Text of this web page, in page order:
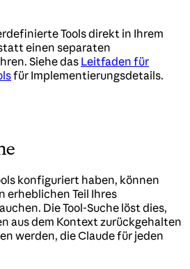
Tools direkt in Ihrem
einen separaten
Siehe das Leitfaden für
für Implementierungsdetails.
konfiguriert haben, können
erheblichen Teil Ihres
Die Tool-Suche löst dies,
aus dem Kontext zurückgehalten
werden, die Claude für jeden